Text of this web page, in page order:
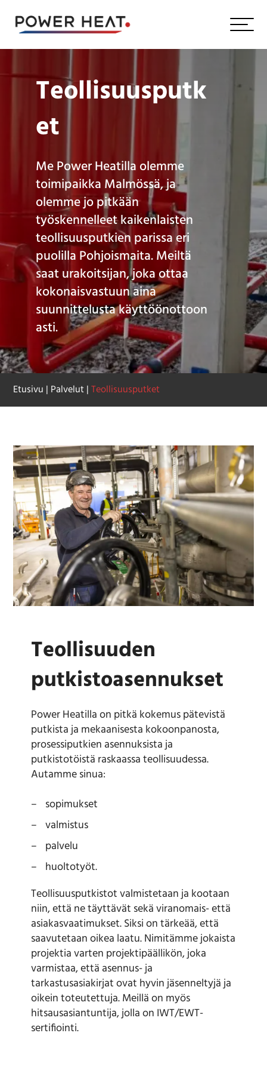
Teollisuusputk
et
Me Power Heatilla olemme
toimipaikka Malmössä, ja
olemme jo pitkään
työskennelleet kaikenlaisten
teollisuusputkien parissa eri
puolilla Pohjoismaita. Meiltä
saat urakoitsijan, joka ottaa
kokonaisvastuun aina
suunnittelusta käyttöönottoon
asti.
Etusivu Palvelut |Teollisuusputket
Teollisuuden
putkistoasennukset
Power Heatilla on pitkä kokemus pätevistä
putkista ja mekaanisesta kokoonpanosta,
prosessiputkien asennuksista ja
putkistotöistä raskaassa teollisuudessa.
Autamme sinua:
sopimukset
valmistus
palvelu
huoltotyöt.
Teollisuusputkistot valmistetaan ja kootaan
niin, että ne täyttävät sekä viranomais- että
asiakasvaatimukset. Siksi on tärkeää, että
saavutetaan oikea laatu. Nimitämme jokaista
projektia varten projektipäällikön, joka
varmistaa, että asennus- ja
tarkastusasiakirjat ovat hyvin jäsenneltyjä ja
oikein toteutettuja. Meillä on myös
hitsausasiantuntija, jolla on IWT/EWT-
sertifiointi.